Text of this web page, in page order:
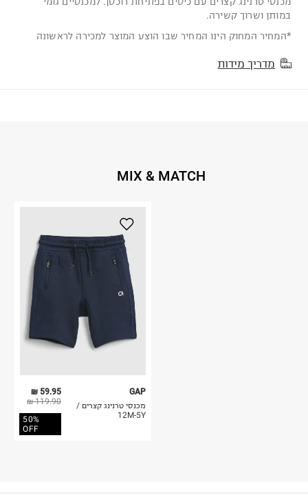
במותן ושרוך קשירה.
*המחיר המחוק הינו המחיר שבו הוצע המוצר למכירה לראשונה
מדריך מידות
MIX & MATCH
59.95 ₪
119.90 ₪
50%
OFF
GAP
מכנסי טרנינג קצרים /
12M-5Y